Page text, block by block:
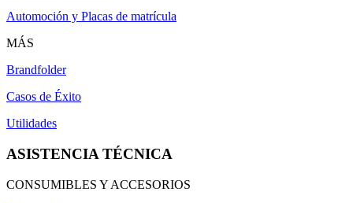
Automoción y Placas de matrícula
MÁS
Brandfolder
Casos de Éxito
Utilidades
ASISTENCIA TÉCNICA
CONSUMIBLES Y ACCESORIOS